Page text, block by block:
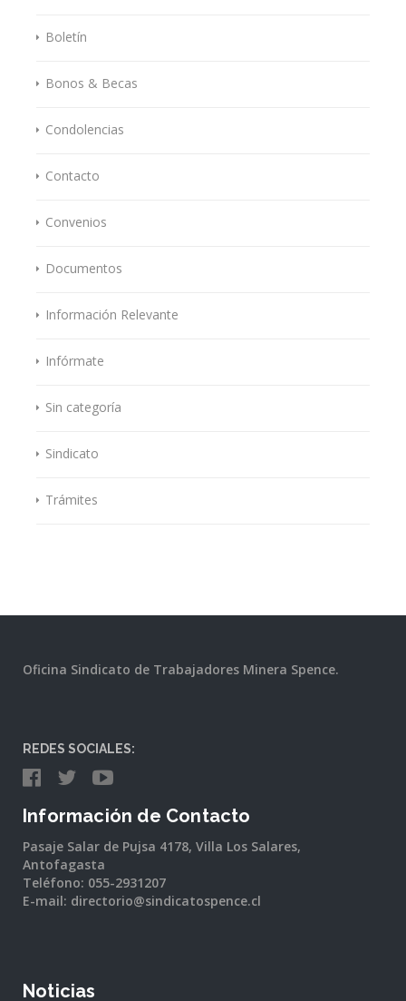
Boletín
Bonos & Becas
Condolencias
Contacto
Convenios
Documentos
Información Relevante
Infórmate
Sin categoría
Sindicato
Trámites
Oficina Sindicato de Trabajadores Minera Spence.
REDES SOCIALES:
Información de Contacto
Pasaje Salar de Pujsa 4178, Villa Los Salares,
Antofagasta
Teléfono: 055-2931207
E-mail: directorio@sindicatospence.cl
Noticias